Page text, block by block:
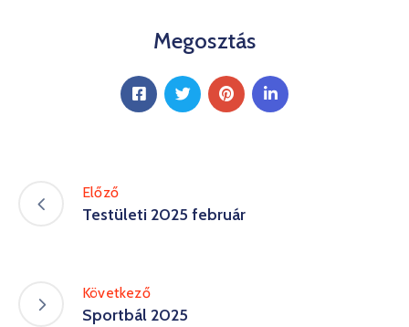
Megosztás
Előző
Testületi 2025 február
Következő
Sportbál 2025